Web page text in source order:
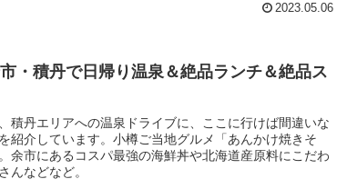
2023.05.06
・積丹で日帰り温泉＆絶品ランチ＆絶品ス
積丹エリアへの温泉ドライブに、ここに行けば間違いな
紹介しています。小樽ご当地グルメ「あんかけ焼きそ
余市にあるコスパ最強の海鮮丼や北海道産原料にこだわ
んなどなど。